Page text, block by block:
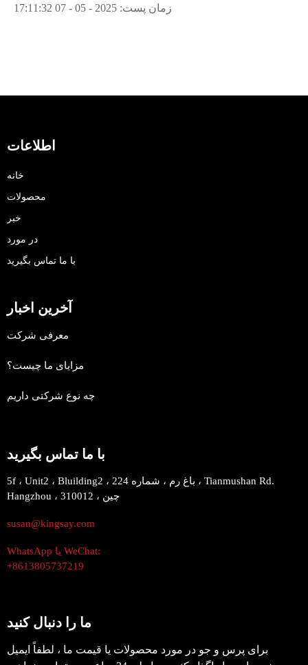
زمان پست: 2025 - 05 - 07 17:11:32
اطلاعات
خانه
محصولات
خبر
در مورد
با ما تماس بگیرید
آخرین اخبار
معرفی شرکت
مزایای ما چیست؟
چه نوع شرکتی داریم
با ما تماس بگیرید
5f ، Unit2 ، Bluilding2 ، باغ رم ، شماره 224 ، Tianmushan Rd.
Hangzhou ، 310012 ، چین
susan@kingsay.com
WhatsApp یا WeChat:
+8613805737219
ما را دنبال کنید
برای پرس و جو در مورد محصولات یا قیمت ما ، لطفاً ایمیل